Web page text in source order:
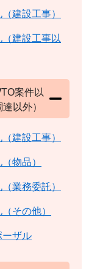
建設工事）
建設工事以
案件以
以外）
建設工事）
物品）
業務委託）
その他）
ーザル